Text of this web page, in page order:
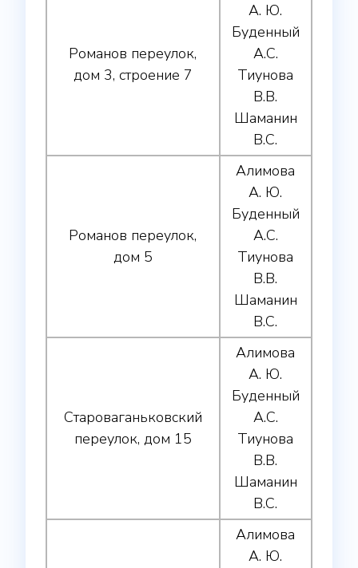
Романов переулок,
дом 3, строение 7
А. Ю.
Буденный
А.С.
Тиунова
В.В.
Шаманин
В.С.
Романов переулок,
дом 5
Алимова
А. Ю.
Буденный
А.С.
Тиунова
В.В.
Шаманин
В.С.
Староваганьковский
переулок, дом 15
Алимова
А. Ю.
Буденный
А.С.
Тиунова
В.В.
Шаманин
В.С.
Алимова
А. Ю.